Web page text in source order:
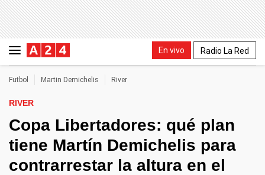
En vivo Radio La Red
Futbol Martin Demichelis River
RIVER
Copa Libertadores: qué plan
tiene Martín Demichelis para
contrarrestar la altura en el